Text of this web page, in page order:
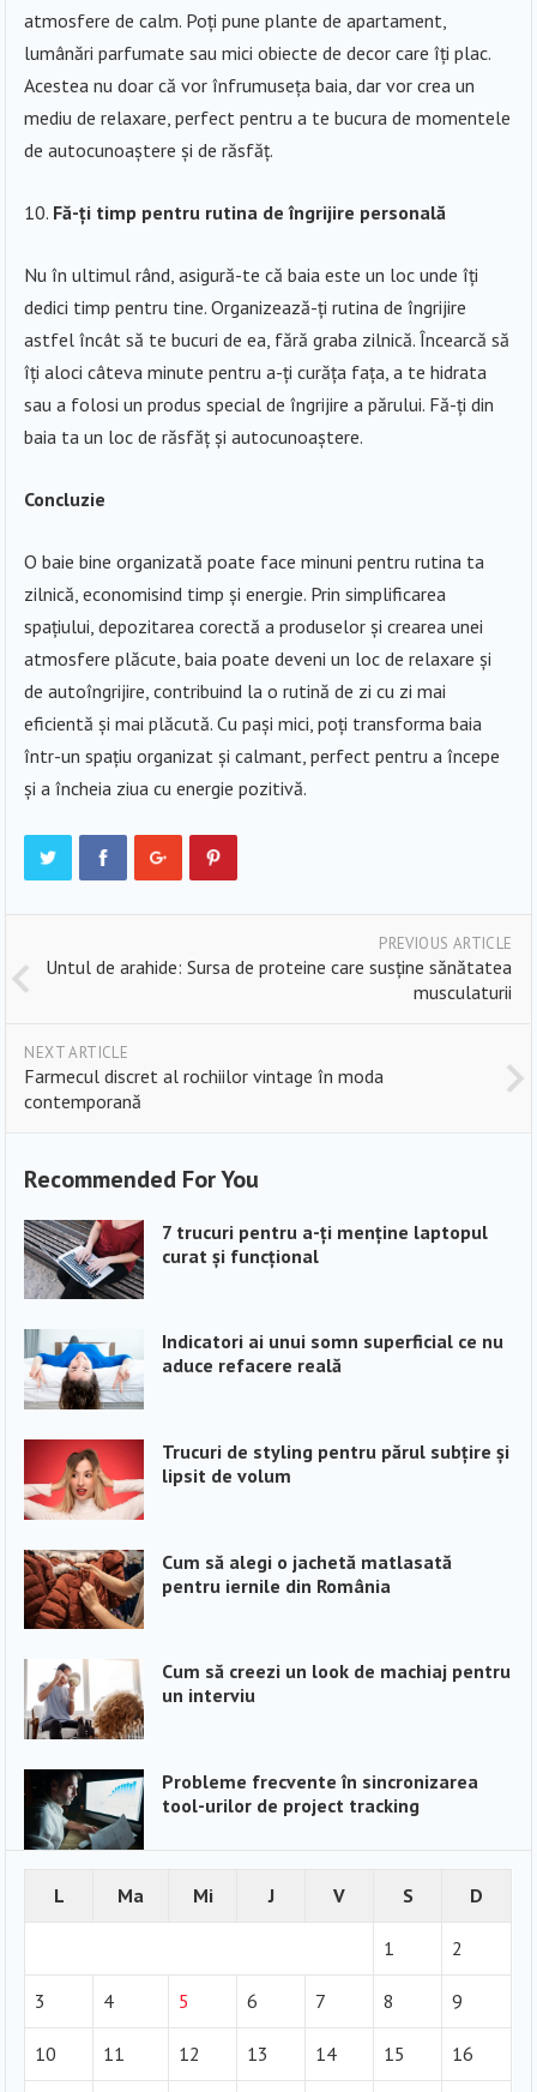
atmosfere de calm. Poți pune plante de apartament,
lumânări parfumate sau mici obiecte de decor care îți plac.
Acestea nu doar că vor înfrumuseța baia, dar vor crea un
mediu de relaxare, perfect pentru a te bucura de momentele
de autocunoaștere și de răsfăț.
Fă-ți timp pentru rutina de îngrijire personală
Nu în ultimul rând, asigură-te că baia este un loc unde îți
dedici timp pentru tine. Organizează-ți rutina de îngrijire
astfel încât să te bucuri de ea, fără graba zilnică. Încearcă să
îți aloci câteva minute pentru a-ți curăța fața, a te hidrata
sau a folosi un produs special de îngrijire a părului. Fă-ți din
baia ta un loc de răsfăț și autocunoaștere.
Concluzie
O baie bine organizată poate face minuni pentru rutina ta
zilnică, economisind timp și energie. Prin simplificarea
spațiului, depozitarea corectă a produselor și crearea unei
atmosfere plăcute, baia poate deveni un loc de relaxare și
de autoîngrijire, contribuind la o rutină de zi cu zi mai
eficientă și mai plăcută. Cu pași mici, poți transforma baia
într-un spațiu organizat și calmant, perfect pentru a începe
și a încheia ziua cu energie pozitivă.
PREVIOUS ARTICLE
Untul de arahide: Sursa de proteine care susține sănătatea
musculaturii
NEXT ARTICLE
Farmecul discret al rochiilor vintage în moda
contemporană
Recommended For You
7 trucuri pentru a-ți menține laptopul
curat și funcțional
Indicatori ai unui somn superficial ce nu
aduce refacere reală
Trucuri de styling pentru părul subțire și
lipsit de volum
Cum să alegi o jachetă matlasată
pentru iernile din România
Cum să creezi un look de machiaj pentru
un interviu
Probleme frecvente în sincronizarea
tool-urilor de project tracking
L Ma Mi J V S D
1 2
3 4 5 6 7 8 9
10 11 12 13 14 15 16